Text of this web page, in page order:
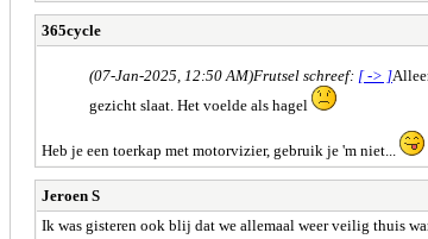
365cycle
(07-Jan-2025, 12:50 AM)Frutsel schreef: [ -> ]
gezicht slaat. Het voelde als hagel
Heb je een toerkap met motorvizier, gebruik je 'm niet...
Jeroen S
Ik was gisteren ook blij dat we allemaal weer veilig thuis